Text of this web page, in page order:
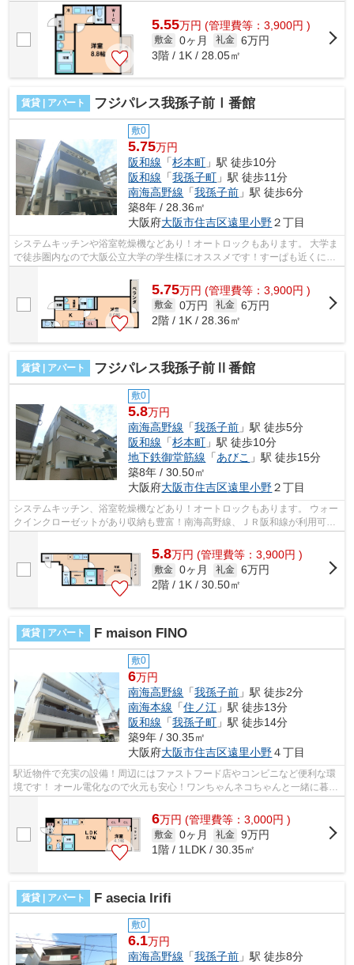
5.55万円 (管理費等：3,900円 )
敷金 0ヶ月 礼金 6万円
3階 / 1K / 28.05㎡
賃貸 | アパート フジパレス我孫子前Ⅰ番館
敷0
5.75万円
阪和線 「杉本町 」駅 徒歩10分
阪和線 「我孫子町 」駅 徒歩11分
南海高野線 「我孫子前 」駅 徒歩6分
築8年 / 28.36㎡
大阪府大阪市住吉区遠里小野２丁目
システムキッチンや浴室乾燥機などあり！オートロックもあります。 大学ま
で徒歩圏内なので大阪公立大学の学生様にオススメです！すーぱも近くにあ
5.75万円 (管理費等：3,900円 )
敷金 0万円 礼金 6万円
2階 / 1K / 28.36㎡
賃貸 | アパート フジパレス我孫子前Ⅱ番館
敷0
5.8万円
南海高野線 「我孫子前 」駅 徒歩5分
阪和線 「杉本町 」駅 徒歩10分
地下鉄御堂筋線 「あびこ 」駅 徒歩15分
築8年 / 30.50㎡
大阪府大阪市住吉区遠里小野２丁目
システムキッチン、浴室乾燥機などあり！オートロックもあります。 ウォー
クインクローゼットがあり収納も豊富！南海高野線、ＪＲ阪和線が利用可
能！ ■□■□■□■□■□■□■□■□■□■□■□■□■□■□■...
5.8万円 (管理費等：3,900円 )
敷金 0ヶ月 礼金 6万円
2階 / 1K / 30.50㎡
賃貸 | アパート F maison FINO
敷0
6万円
南海高野線 「我孫子前 」駅 徒歩2分
南海本線 「住ノ江 」駅 徒歩13分
阪和線 「我孫子町 」駅 徒歩14分
築9年 / 30.35㎡
大阪府大阪市住吉区遠里小野４丁目
駅近物件で充実の設備！周辺にはファストフード店やコンビニなど便利な環
境です！ オール電化なので火元も安心！ワンちゃんネコちゃんと一緒に暮ら
せます！ ■□■□■□■□■□■□■□■□■□■□■□■...
6万円 (管理費等：3,000円 )
敷金 0ヶ月 礼金 9万円
1階 / 1LDK / 30.35㎡
賃貸 | アパート F asecia lrifi
敷0
6.1万円
南海高野線 「我孫子前 」駅 徒歩8分